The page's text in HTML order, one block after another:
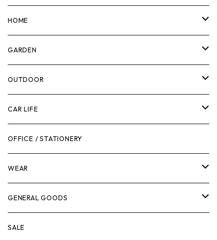
マーカー
計測機器
腰袋・ツールホルスター
工具箱
作業台
脚立
ケミカル
その他
HOME
5ガロンバケツ
キッチン
日用品
ボディケア
GARDEN
剪定ばさみ
ガーデンツール
ガーデンチェア
キャビネット・ツールハンガー
冬季用品
その他
OUTDOOR
スツール
バンジーバンド
ストレージボックス
クーラーボックス
ナイフ
CAR LIFE
メンテナンスグッズ
車内グッズ
車外グッズ
芳香剤
OFFICE / STATIONERY
WEAR
トップス
ボトムス
GENERAL GOODS
ウォレット
SALE